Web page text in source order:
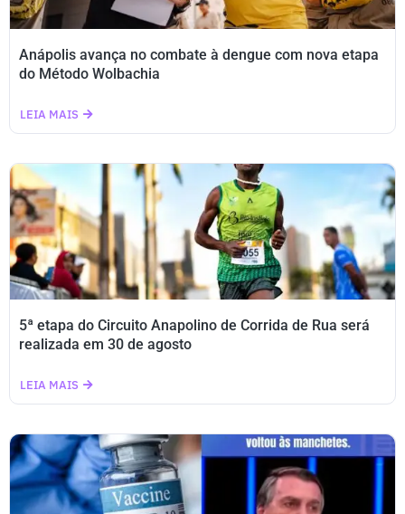
Anápolis avança no combate à dengue com nova etapa
do Método Wolbachia
LEIA MAIS
5ª etapa do Circuito Anapolino de Corrida de Rua será
realizada em 30 de agosto
LEIA MAIS